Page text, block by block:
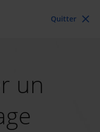
Quitter close
un